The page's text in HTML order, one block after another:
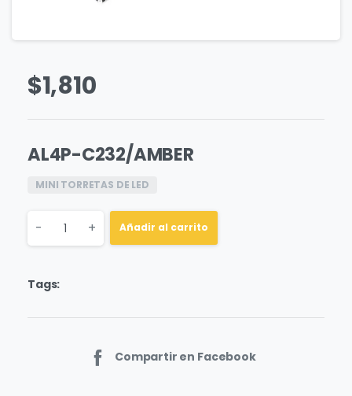
$1,810
AL4P-C232/AMBER
MINI TORRETAS DE LED
Quantity
- + Añadir al carrito
Tags:
Compartir en Facebook